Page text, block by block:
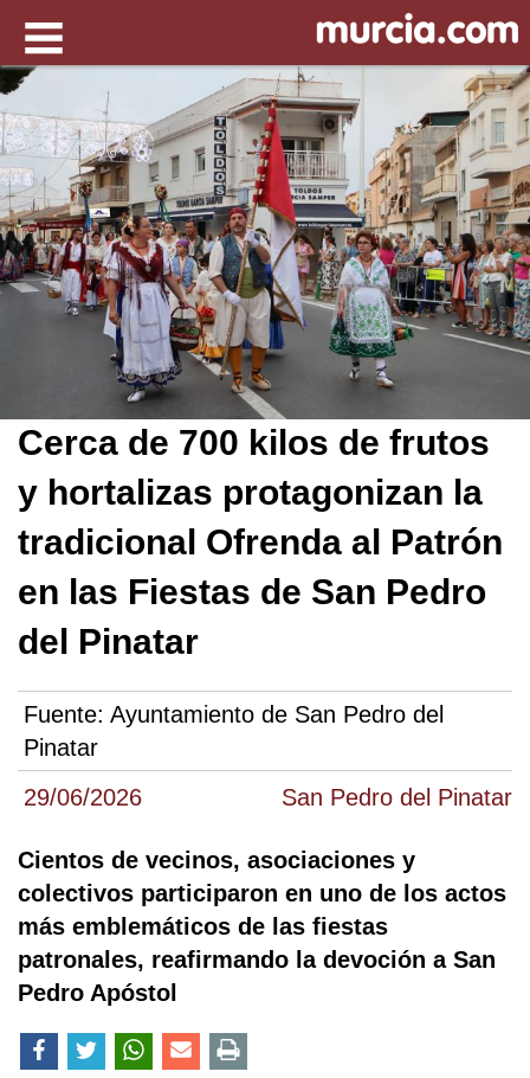
29/06/2026 San Pedro del Pinatar
Cerca de 700 kilos de frutos
y hortalizas protagonizan la
tradicional Ofrenda al Patrón
en las Fiestas de San Pedro
del Pinatar
Fuente: Ayuntamiento de San Pedro del
Pinatar
Cientos de vecinos, asociaciones y
colectivos participaron en uno de los actos
más emblemáticos de las fiestas
patronales, reafirmando la devoción a San
Pedro Apóstol